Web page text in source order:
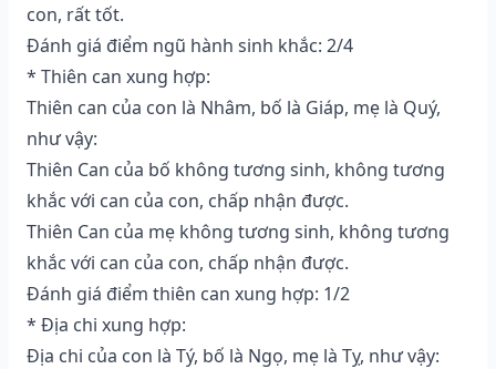
con, rất tốt.
Đánh giá điểm ngũ hành sinh khắc: 2/4
* Thiên can xung hợp:
Thiên can của con là Nhâm, bố là Giáp, mẹ là Quý,
như vậy:
Thiên Can của bố không tương sinh, không tương
khắc với can của con, chấp nhận được.
Thiên Can của mẹ không tương sinh, không tương
khắc với can của con, chấp nhận được.
Đánh giá điểm thiên can xung hợp: 1/2
* Địa chi xung hợp:
Địa chi của con là Tý, bố là Ngọ, mẹ là Tỵ, như vậy: